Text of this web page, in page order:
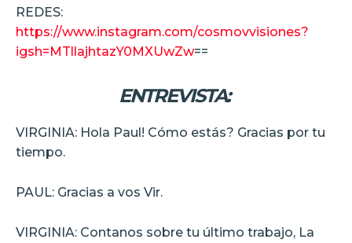
REDES:
https://www.instagram.com/cosmovvisiones?
igsh=MTllajhtazY0MXUwZw==
ENTREVISTA:
VIRGINIA: Hola Paul! Cómo estás? Gracias por tu
tiempo.
PAUL: Gracias a vos Vir.
VIRGINIA: Contanos sobre tu último trabajo, La